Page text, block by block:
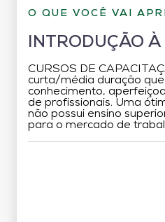
O QUE VOCÊ VAI
INTRODUÇÃO
CURSOS DE
curta/média duração
conhecimento,
de profissionais. Uma
não possui ensino
para o mercado de